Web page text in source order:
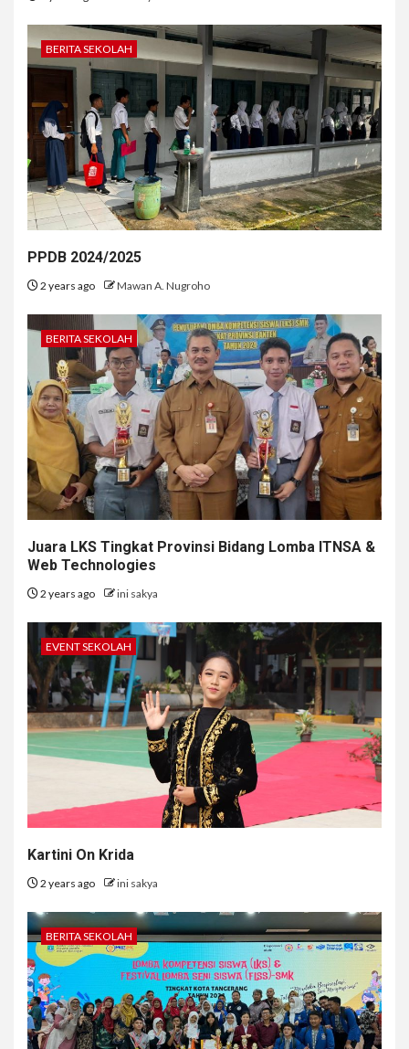
BERITA SEKOLAH
PPDB 2024/2025
2 years ago Mawan A. Nugroho
BERITA SEKOLAH
Juara LKS Tingkat Provinsi Bidang Lomba ITNSA &
Web Technologies
2 years ago ini sakya
EVENT SEKOLAH
Kartini On Krida
2 years ago ini sakya
BERITA SEKOLAH